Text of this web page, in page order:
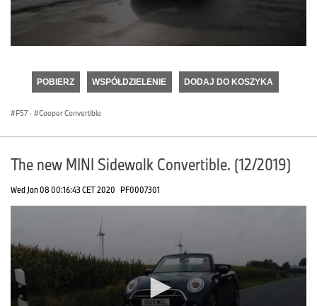
seconds
POBIERZ WSPÓŁDZIELENIE DODAJ DO KOSZYKA
F57 · Cooper Convertible
The new MINI Sidewalk Convertible. (12/2019)
Wed Jan 08 00:16:43 CET 2020 PF0007301